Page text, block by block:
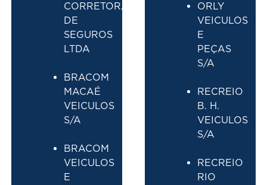
CORRETORA
DE
SEGUROS
LTDA
BRACOM
MACAÉ
VEICULOS
S/A
BRACOM
VEICULOS
E
ORLY
VEICULOS
E
PEÇAS
S/A
RECREIO
B. H.
VEICULOS
S/A
RECREIO
RIO